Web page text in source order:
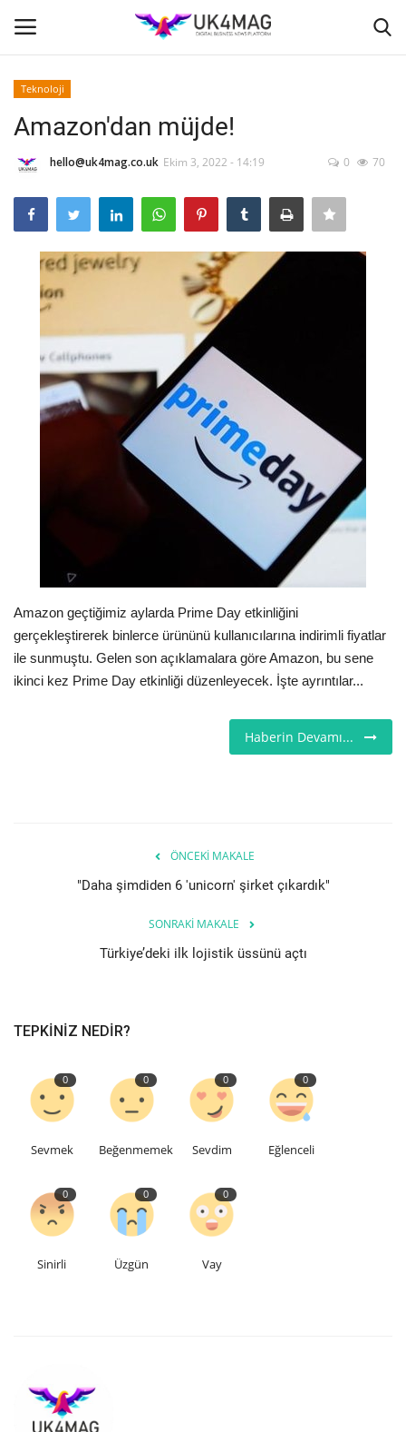
Ana Sayfa
İş Platformu
TVNET
TOPLUM
İş İlanları
İş & Ekonomi
Pazaryeri
Kültür - Sanat
İletişim
Dilim
English Turkish
Teknoloji
Amazon'dan müjde!
hello@uk4mag.co.uk Ekim 3, 2022 - 14:19 0 70
Amazon geçtiğimiz aylarda Prime Day etkinliğini
gerçekleştirerek binlerce ürününü kullanıcılarına indirimli fiyatlar
ile sunmuştu. Gelen son açıklamalara göre Amazon, bu sene
ikinci kez Prime Day etkinliği düzenleyecek. İşte ayrıntılar...
Haberin Devamı...
ÖNCEKI MAKALE
"Daha şimdiden 6 'unicorn' şirket çıkardık"
SONRAKI MAKALE
Türkiye’deki ilk lojistik üssünü açtı
TEPKINIZ NEDIR?
0
Sevmek
0
Beğenmemek
0
Sevdim
0
Eğlenceli
0
Sinirli
0
Üzgün
0
Vay